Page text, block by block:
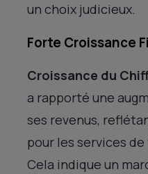
un choix judicieux.
Forte Croissance
Croissance du
a rapporté une
ses revenus,
pour les services
Cela indique un